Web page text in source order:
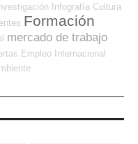
Infografía Cultura
Formación
mercado de trabajo
Empleo Internacional